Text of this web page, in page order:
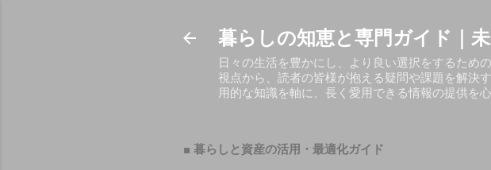
暮らしの知恵と専門ガイド｜
日々の生活を豊かにし、より良い選択をするため
視点から、読者の皆様が抱える疑問や課題を解決
用的な知識を軸に、長く愛用できる情報の提供を心
■ 暮らしと資産の活用・最適化ガイド